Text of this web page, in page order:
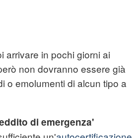
arrivare in pochi giorni ai
non dovranno essere già
o emolumenti di alcun tipo a
di emergenza'